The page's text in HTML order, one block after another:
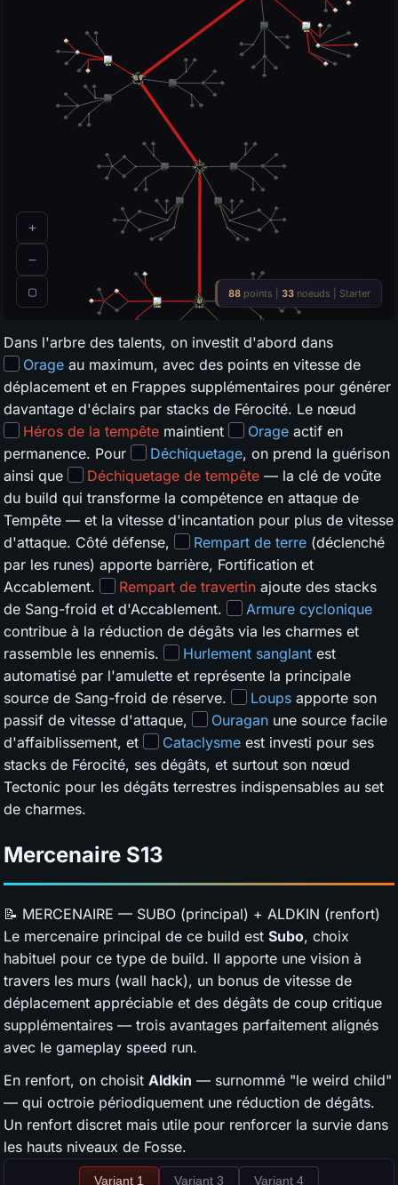
Dans l'arbre des talents, on investit d'abord dans
Orage au maximum, avec des points en vitesse de
déplacement et en Frappes supplémentaires pour générer
davantage d'éclairs par stacks de Férocité. Le nœud
Héros de la tempête maintient Orage actif en
permanence. Pour
Déchiquetage, on prend la guérison
ainsi que
Déchiquetage de tempête — la clé de voûte
du build qui transforme la compétence en attaque de
Tempête — et la vitesse d'incantation pour plus de vitesse
d'attaque. Côté défense,
Rempart de terre (déclenché
par les runes) apporte barrière, Fortification et
Accablement.
Rempart de travertin ajoute des stacks
de Sang-froid et d'Accablement.
Armure cyclonique
contribue à la réduction de dégâts via les charmes et
rassemble les ennemis.
Hurlement sanglant est
automatisé par l'amulette et représente la principale
source de Sang-froid de réserve.
Loups apporte son
passif de vitesse d'attaque,
Ouragan une source facile
d'affaiblissement, et
Cataclysme est investi pour ses
stacks de Férocité, ses dégâts, et surtout son nœud
Tectonic pour les dégâts terrestres indispensables au set
de charmes.
Mercenaire S13
📝 MERCENAIRE — SUBO (principal) + ALDKIN (renfort)
Le mercenaire principal de ce build est Subo, choix
habituel pour ce type de build. Il apporte une vision à
travers les murs (wall hack), un bonus de vitesse de
déplacement appréciable et des dégâts de coup critique
supplémentaires — trois avantages parfaitement alignés
avec le gameplay speed run.
En renfort, on choisit Aldkin — surnommé "le weird child"
— qui octroie périodiquement une réduction de dégâts.
Un renfort discret mais utile pour renforcer la survie dans
les hauts niveaux de Fosse.